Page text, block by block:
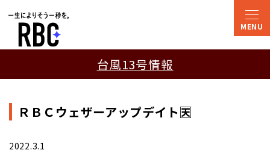
台風13号情報
ＲＢＣウェザーアップデイト🈗
2022.3.1